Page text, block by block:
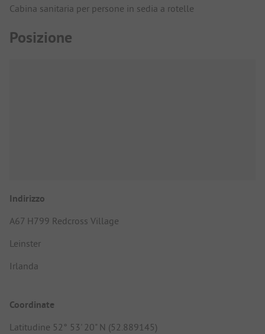
Cabina sanitaria per persone in sedia a rotelle
Posizione
Indirizzo
A67 H799 Redcross Village
Leinster
Irlanda
Coordinate
Latitudine 52° 53' 20" N (52.889145)